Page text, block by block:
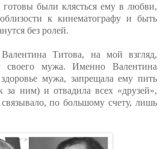
были клясться ему в любви,
к кинематографу и быть
без ролей.
Титова, на мой взгляд,
своего мужа. Именно Валентина
мужа, запрещала ему пить
ним) и отвадила всех «друзей»,
по большому счету, лишь